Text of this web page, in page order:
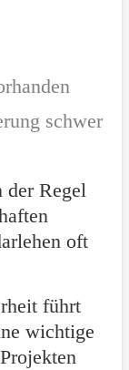
schwer
der Regel
oft
führt
wichtige